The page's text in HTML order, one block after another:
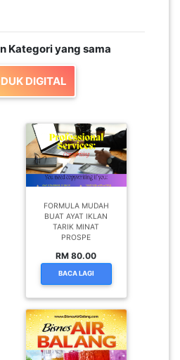
Kategori yang sama
DIGITAL
FORMULA MUDAH
BUAT AYAT IKLAN
TARIK MINAT
PROSPE
RM 80.00
BACA LAGI